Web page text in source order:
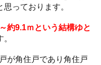
思っております。
約9.1ｍという結構ゆと
が角住戸であり角住戸